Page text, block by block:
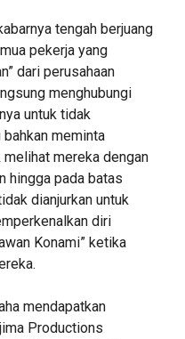
tengah berjuang
pekerja yang
dari perusahaan
menghubungi
untuk tidak
meminta
mereka dengan
hingga pada batas
dianjurkan untuk
diri
Konami” ketika
mendapatkan
Productions